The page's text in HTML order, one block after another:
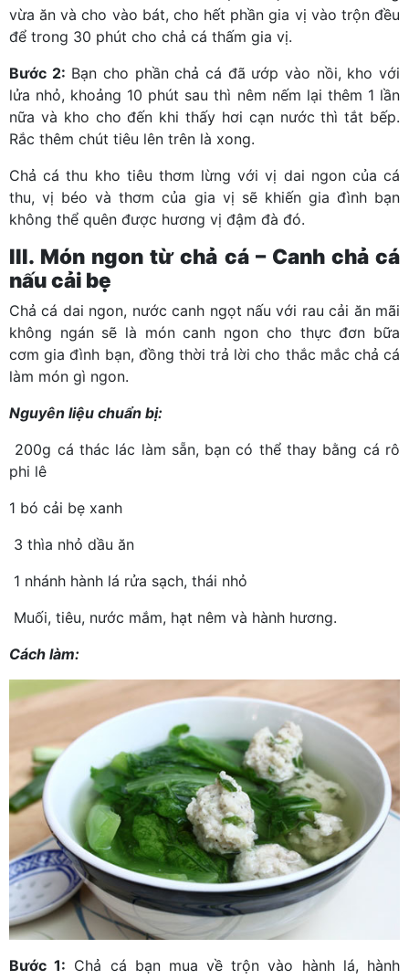
vừa ăn và cho vào bát, cho hết phần gia vị vào trộn đều
để trong 30 phút cho chả cá thấm gia vị.
Bước 2: Bạn cho phần chả cá đã ướp vào nồi, kho với
lửa nhỏ, khoảng 10 phút sau thì nêm nếm lại thêm 1 lần
nữa và kho cho đến khi thấy hơi cạn nước thì tắt bếp.
Rắc thêm chút tiêu lên trên là xong.
Chả cá thu kho tiêu thơm lừng với vị dai ngon của cá
thu, vị béo và thơm của gia vị sẽ khiến gia đình bạn
không thể quên được hương vị đậm đà đó.
III. Món ngon từ chả cá – Canh chả cá
nấu cải bẹ
Chả cá dai ngon, nước canh ngọt nấu với rau cải ăn mãi
không ngán sẽ là món canh ngon cho thực đơn bữa
cơm gia đình bạn, đồng thời trả lời cho thắc mắc chả cá
làm món gì ngon.
Nguyên liệu chuẩn bị:
200g cá thác lác làm sẵn, bạn có thể thay bằng cá rô
phi lê
1 bó cải bẹ xanh
3 thìa nhỏ dầu ăn
1 nhánh hành lá rửa sạch, thái nhỏ
Muối, tiêu, nước mắm, hạt nêm và hành hương.
Cách làm:
Bước 1: Chả cá bạn mua về trộn vào hành lá, hành